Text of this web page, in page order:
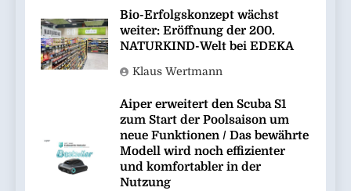
Bio-Erfolgskonzept wächst
weiter: Eröffnung der 200.
NATURKIND-Welt bei EDEKA
Klaus Wertmann
Aiper erweitert den Scuba S1
zum Start der Poolsaison um
neue Funktionen / Das bewährte
Modell wird noch effizienter
und komfortabler in der
Nutzung